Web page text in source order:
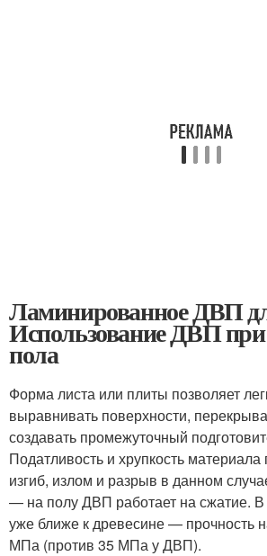
Ламинированное ДВП
Использование ДВП при
пола
Форма листа или плиты позволяет
выравнивать поверхности,
создавать промежуточный
Податливость и хрупкость
изгиб, излом и разрыв в данном
— на полу ДВП работает на сжатие.
уже ближе к древесине — прочность
МПа (против 35 МПа у ДВП).